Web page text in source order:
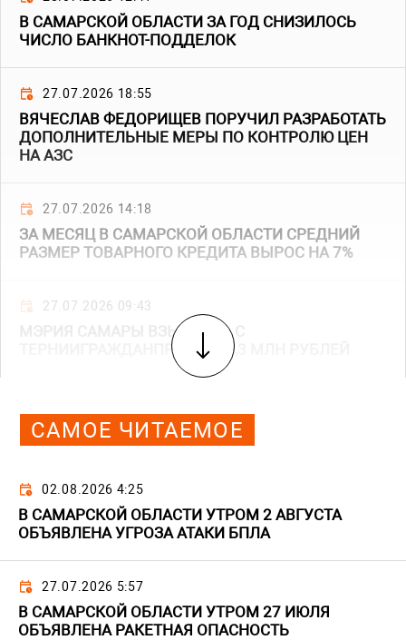
В САМАРСКОЙ ОБЛАСТИ ЗА ГОД СНИЗИЛОСЬ
ЧИСЛО БАНКНОТ-ПОДДЕЛОК
27.07.2026 18:55
ВЯЧЕСЛАВ ФЕДОРИЩЕВ ПОРУЧИЛ РАЗРАБОТАТЬ
ДОПОЛНИТЕЛЬНЫЕ МЕРЫ ПО КОНТРОЛЮ ЦЕН
НА АЗС
27.07.2026 14:18
ЗА МЕСЯЦ В САМАРСКОЙ ОБЛАСТИ СРЕДНИЙ
РАЗМЕР ТОВАРНОГО КРЕДИТА ВЫРОС НА 7%
27.07.2026 09:43
МЭРИЯ САМАРЫ ВЗЫСКАЛА С
ТЕРНИИГРАЖДАНПРОЕКТ 85,3 МЛН РУБЛЕЙ
САМОЕ ЧИТАЕМОЕ
02.08.2026 4:25
В САМАРСКОЙ ОБЛАСТИ УТРОМ 2 АВГУСТА
ОБЪЯВЛЕНА УГРОЗА АТАКИ БПЛА
27.07.2026 5:57
В САМАРСКОЙ ОБЛАСТИ УТРОМ 27 ИЮЛЯ
ОБЪЯВЛЕНА РАКЕТНАЯ ОПАСНОСТЬ